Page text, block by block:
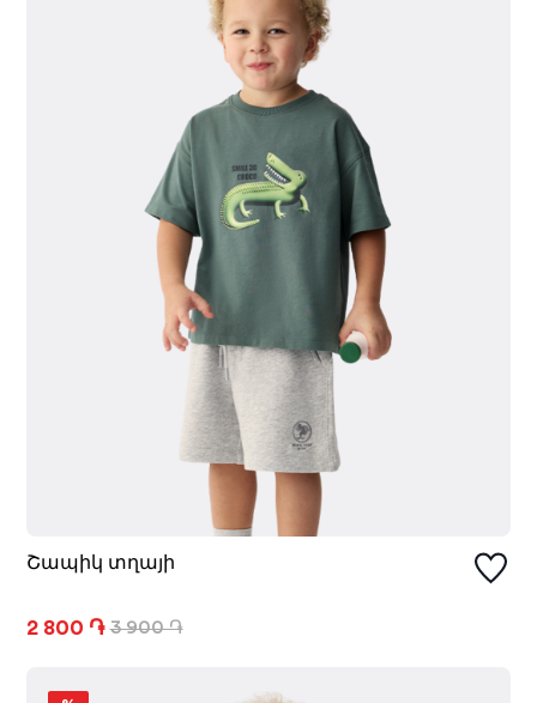
Շապիկ տղայի
2 800 ֏ 3 900 ֏